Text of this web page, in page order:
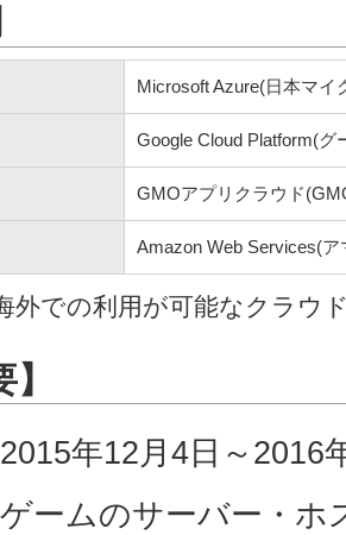
Microsoft Azure(日本マイ
Google Cloud Platform(グ
GMOアプリクラウド
Amazon Web Services(
外での利用が可能なクラウ
2015年12月4日～2016
ゲームのサーバー・ホ